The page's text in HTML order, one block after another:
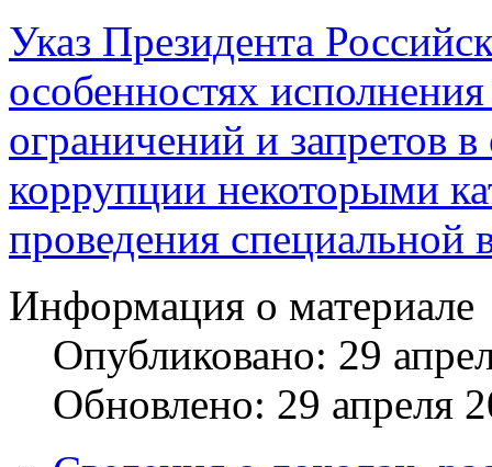
Указ Президента
особенностях
ограничений и запретов
коррупции некоторыми
проведения специальной
Информация о материале
Опубликовано: 29
Обновлено: 29 апреля